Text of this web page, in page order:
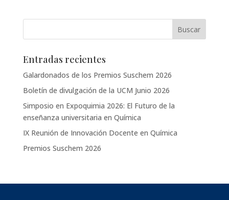
Entradas recientes
Galardonados de los Premios Suschem 2026
Boletín de divulgación de la UCM Junio 2026
Simposio en Expoquimia 2026: El Futuro de la
enseñanza universitaria en Química
IX Reunión de Innovación Docente en Química
Premios Suschem 2026